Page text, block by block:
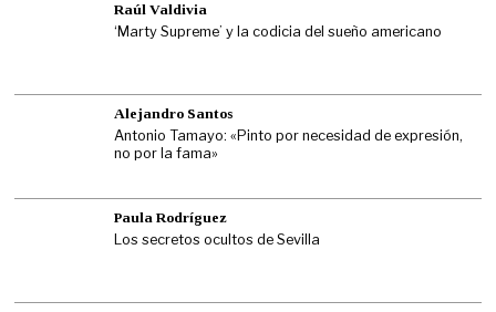
Raúl Valdivia
‘Marty Supreme’ y la codicia del sueño americano
Alejandro Santos
Antonio Tamayo: «Pinto por necesidad de expresión,
no por la fama»
Paula Rodríguez
Los secretos ocultos de Sevilla